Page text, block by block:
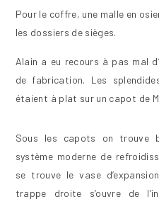
Pour le coffre, une malle en
les dossiers de sièges.
Alain a eu recours à pas mal
de fabrication. Les
étaient à plat sur un capot de
Sous les capots on trouve
système moderne de
se trouve le vase
trappe droite s’ouvre de